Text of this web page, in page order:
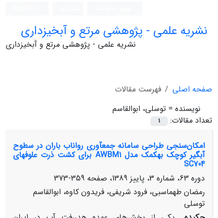
نشریه علمی - پژوهشی مرتع و آبخیزداری
نشریه علمی - پژوهشی مرتع و آبخیزداری
صفحه اصلی
فهرست مقالات
نویسنده = توسلی، ابوالقاسم
تعداد مقالات:
1
امکان‌سنجی طراحی سامانه جمع‎آوری رواناب باران در سطوح
آبگیر کوچک به‎کمک مدل AWBM1 برای کشت ذرت علوفه‎ای
SC704
دوره 63، شماره 3، پاییز 1389، صفحه
359-373
رمضان طهماسبی، فرود شریفی، فریدون کاوه، ابوالقاسم
توسلی